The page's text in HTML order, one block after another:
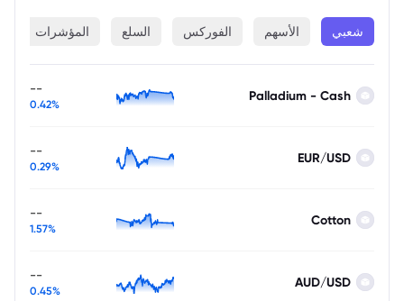
شعبي الأسهم الفوركس السلع المؤشرات
Palladium - Cash
--
0.42%
EUR/USD
--
0.29%
Cotton
--
1.57%
AUD/USD
--
0.45%